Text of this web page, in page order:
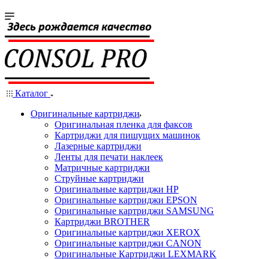
Каталог
Оригинальные картриджи
Оригинальная пленка для факсов
Картриджи для пишущих машинок
Лазерные картриджи
Ленты для печати наклеек
Матричные картриджи
Струйные картриджи
Оригинальные картриджи HP
Оригинальные картриджи EPSON
Оригинальные картриджи SAMSUNG
Картриджи BROTHER
Оригинальные картриджи XEROX
Оригинальные картриджи CANON
Оригинальные Картриджи LEXMARK